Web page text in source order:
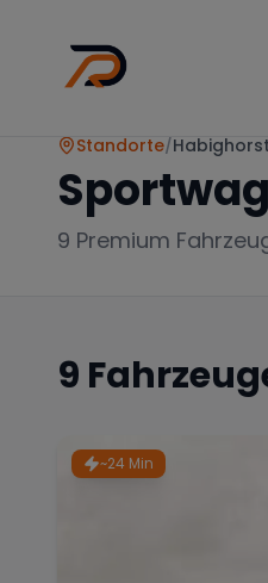
Standorte/Habighorst
9 Premium
9
~24 Min